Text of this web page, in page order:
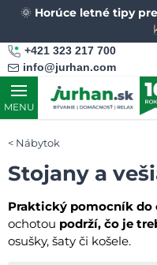
🌞 Horúce letné tipy
+421 323 217 700
info@jurhan.com
MENU
Nábytok
Stojany a
Praktický pomocník do
ochotou podrží, čo je
osušky, šaty či košele.